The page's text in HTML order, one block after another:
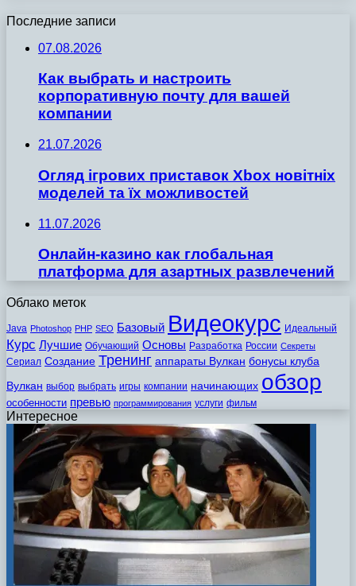
Последние записи
07.08.2026
Как выбрать и настроить
корпоративную почту для вашей
компании
21.07.2026
Огляд ігрових приставок Xbox новітніх
моделей та їх можливостей
11.07.2026
Онлайн-казино как глобальная
платформа для азартных развлечений
Облако меток
Java Photoshop PHP SEO Базовый Видеокурс Идеальный
Курс Лучшие Обучающий Основы Разработка России Секреты
Сериал Создание Тренинг аппараты Вулкан бонусы клуба
Вулкан выбор выбрать игры компании начинающих обзор
особенности превью программирования услуги фильм
Интересное